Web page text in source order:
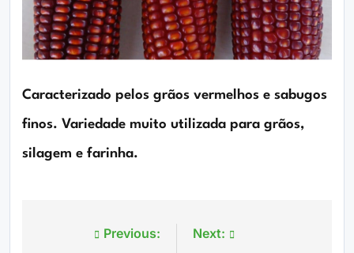
Caracterizado pelos grãos vermelhos e sabugos
finos. Variedade muito utilizada para grãos,
silagem e farinha.
NavegaçãoPrevious:
Next: